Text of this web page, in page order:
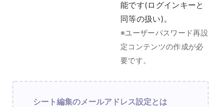
能です(ログインキーと
同等の扱い)。
※ユーザーパスワード再設
定コンテンツの作成が必
要です。
シート編集のメールアドレス設定とは